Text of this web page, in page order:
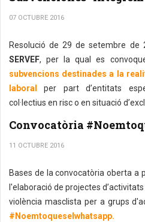
07 OCTUBRE 2016
Resolució de 29 de setembre de
SERVEF, per la qual es
subvencions destinades a la
laboral
per part d’entitats
col·lectius en risc o en situació
Convocatòria
11 OCTUBRE 2016
Bases de la convocatòria oberta a
l'elaboració de projectes
violència masclista per a grups
#Noemtoqueselwhatsapp.